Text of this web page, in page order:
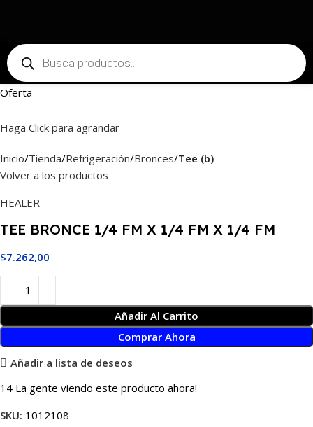
Oferta
Haga Click para agrandar
Inicio Tienda Refrigeración Bronces Tee (b)
Volver a los productos
HEALER
TEE BRONCE 1/4 FM X 1/4 FM X 1/4 FM
$7.262,00
Añadir Al Carrito
Comprar Ahora
Añadir a lista de deseos
14 La gente viendo este producto ahora!
SKU: 1012108